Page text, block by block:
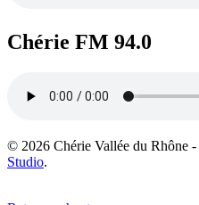
Chérie FM 94.0
© 2026 Chérie Vallée du Rhône -
Studio.